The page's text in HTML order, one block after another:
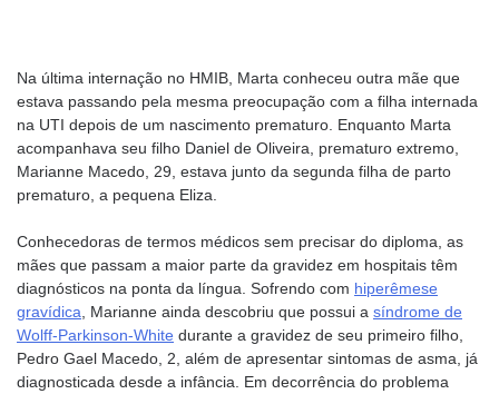
Na última internação no HMIB, Marta conheceu outra mãe que
estava passando pela mesma preocupação com a filha internada
na UTI depois de um nascimento prematuro. Enquanto Marta
acompanhava seu filho Daniel de Oliveira, prematuro extremo,
Marianne Macedo, 29, estava junto da segunda filha de parto
prematuro, a pequena Eliza.
Conhecedoras de termos médicos sem precisar do diploma, as
mães que passam a maior parte da gravidez em hospitais têm
diagnósticos na ponta da língua. Sofrendo com hiperêmese
gravídica, Marianne ainda descobriu que possui a síndrome de
Wolff-Parkinson-White durante a gravidez de seu primeiro filho,
Pedro Gael Macedo, 2, além de apresentar sintomas de asma, já
diagnosticada desde a infância. Em decorrência do problema